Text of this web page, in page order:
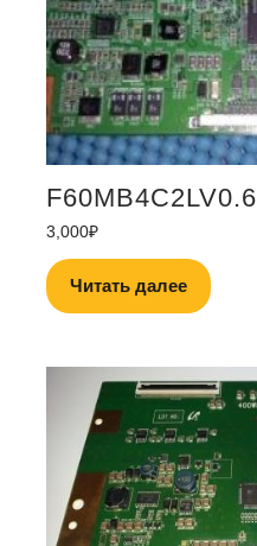
F60MB4C2LV0.6
3,000₽
Читать далее